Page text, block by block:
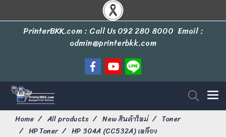
PrinterBKK.com : Call Us092 280 8000 Email :
admin@printerbkk.com
Home All products New สินค้าใหม่
Toner
HP Toner
HP 304A (CC532A) เหลือง